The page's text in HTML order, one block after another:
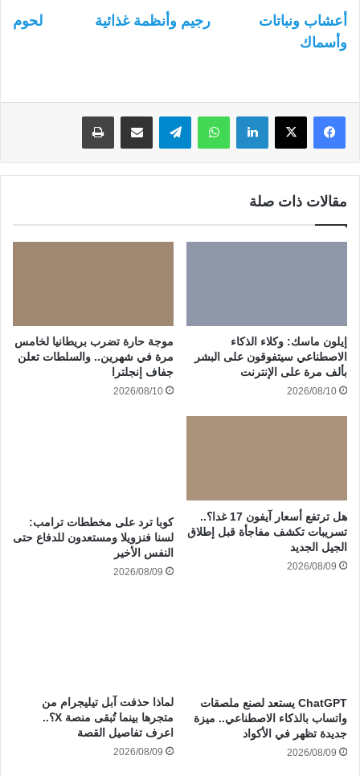
أعشاب ونباتات رجيم وأنظمة غذائية
لحوم
وأسماك
لينكدإن واتساب
مقالات ذات صلة
إيلون ماسك: وكلاء الذكاء
الاصطناعي سيتفوقون على البشر
بألف مرة على الإنترنت
2026/08/10
موجة حارة تضرب بريطانيا لخامس
مرة في شهرين.. والسلطات تعلن
جفاف إنجلترا
2026/08/10
هل ترتفع أسعار آيفون 17 غدا؟..
تسريبات تكشف مفاجأة قبل إطلاق
الجيل الجديد
2026/08/09
كوبا ترد على مخططات ترامب:
لسنا فنزويلا ومستعدون للدفاع حتى
النفس الأخير
2026/08/09
ChatGPT يستعد لصنع ملصقات
واتساب بالذكاء الاصطناعي.. ميزة
جديدة تظهر في الأكواد
2026/08/09
لماذا حذفت آبل تيليجرام من
متجرها بينما تُبقى منصة X؟..
اعرف تفاصيل القصة
2026/08/09